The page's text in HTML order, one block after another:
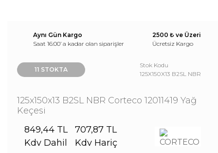
Aynı Gün Kargo
Saat 16:00’ a kadar olan siparişler
2500 ₺ ve Üzeri
Ücretsiz Kargo
11 STOKTA
Stok Kodu
125X150X13 B2SL NBR
125x150x13 B2SL NBR Corteco 12011419 Yağ
Keçesi
849,44 TL
Kdv Dahil
707,87 TL
Kdv Hariç